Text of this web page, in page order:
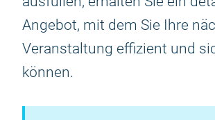
Angebot, mit dem Sie Ihre
Veranstaltung effizient und
können.